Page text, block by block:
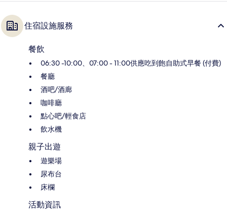
住宿設施服務
餐飲
06:30 -10:00、07:00 - 11:00供應吃到飽自助式早餐 (付費)
餐廳
酒吧/酒廊
咖啡廳
點心吧/輕食店
飲水機
親子出遊
遊樂場
尿布台
床欄
活動資訊